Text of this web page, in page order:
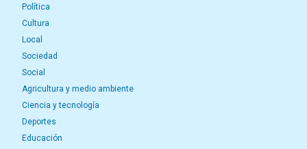
Política
Cultura
Local
Sociedad
Social
Agricultura y medio ambiente
Ciencia y tecnología
Deportes
Educación